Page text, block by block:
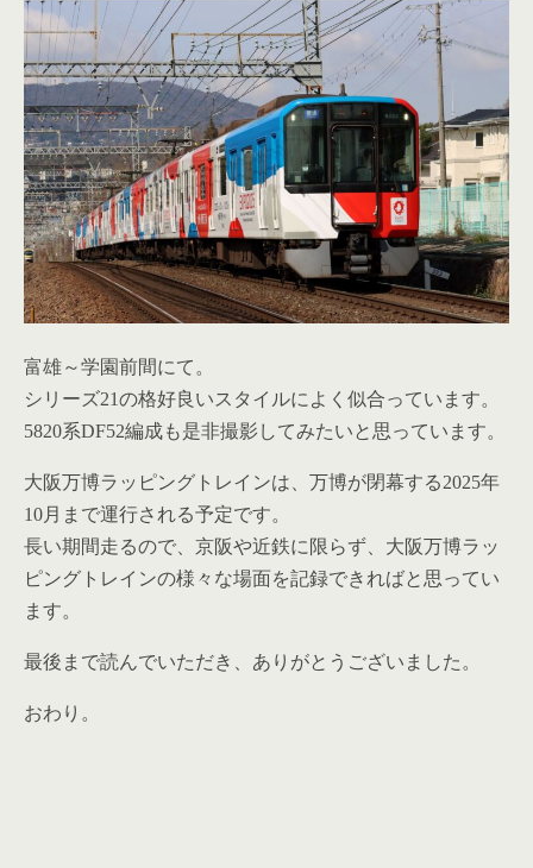
富雄～学園前間にて。
シリーズ21の格好良いスタイルによく似合っています。
5820系DF52編成も是非撮影してみたいと思っています。
大阪万博ラッピングトレインは、万博が閉幕する2025年
10月まで運行される予定です。
長い期間走るので、京阪や近鉄に限らず、大阪万博ラッ
ピングトレインの様々な場面を記録できればと思ってい
ます。
最後まで読んでいただき、ありがとうございました。
おわり。